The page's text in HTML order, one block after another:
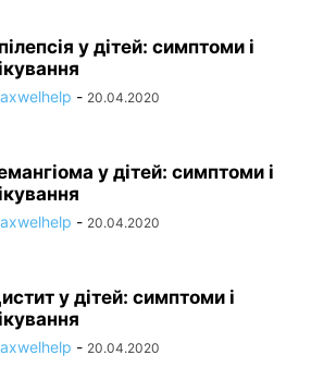
у дітей: симптоми і
- 20.04.2020
у дітей: симптоми і
- 20.04.2020
у дітей: симптоми і
- 20.04.2020